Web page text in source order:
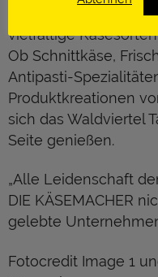
naturbelassenen
vielfältige
Ob Schnittkäse,
Antipasti-
Produktkreationen
sich das Waldviertel
Seite genießen.
„Alle Leidenschaft
DIE KÄSEMACHER
gelebte
Fotocredit Image 1